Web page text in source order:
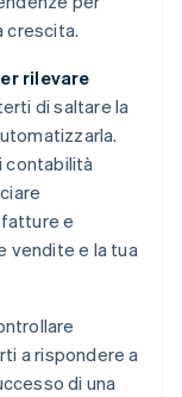
crescita.
rilevare
di saltare la
contabilità
e
vendite e la tua
a rispondere a
di una